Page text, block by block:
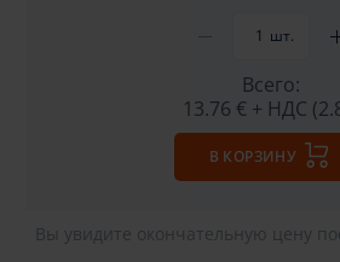
шт.
Всего:
13.76 € + НДС
В КОРЗИНУ
Вы увидите окончательную цену